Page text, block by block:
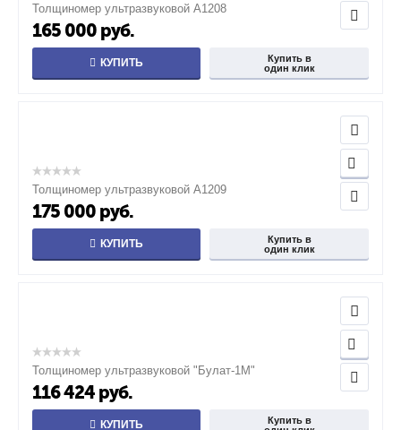
Толщиномер ультразвуковой А1208
165 000 руб.
КУПИТЬ
Купить в
один клик
Толщиномер ультразвуковой А1209
175 000 руб.
КУПИТЬ
Купить в
один клик
Толщиномер ультразвуковой "Булат-1М"
116 424 руб.
КУПИТЬ
Купить в